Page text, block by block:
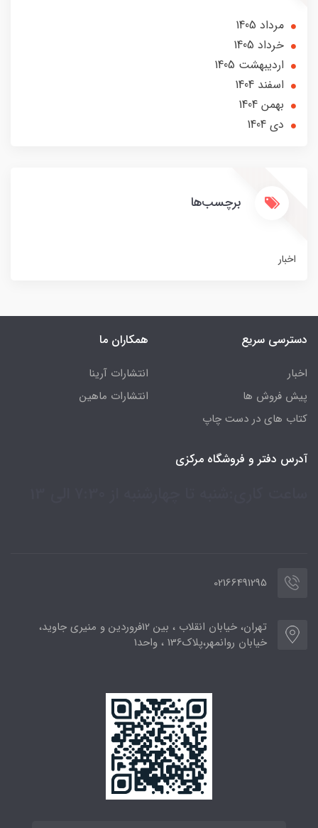
مرداد 1405
خرداد 1405
ارديبهشت 1405
اسفند 1404
بهمن 1404
دی 1404
برچسب‌ها
اخبار
دسترسی سریع
اخبار
پیش فروش ها
کتاب های در دست چاپ
همکاران ما
انتشارات آرینا
انتشارات ماهین
آدرس دفتر و فروشگاه مرکزی
02166491295
تهران، خیابان انقلاب ، بین 12فروردین و منیری جاوید،
خیابان روانمهر،پلاک136 ، واحد1